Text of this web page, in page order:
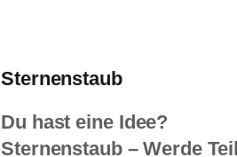
Sternenstaub
Du hast eine Idee?
Sternenstaub – Werde